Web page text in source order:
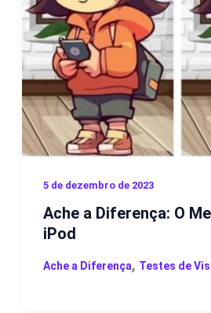
5 de dezembro de 2023
Ache a Diferença: O
iPod
Ache a Diferença, Testes de